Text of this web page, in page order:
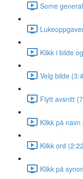
Some
Klikk i bilde
Velg bilde
Flytt avsnitt
Klikk på navn
Klikk ord
Klikk på